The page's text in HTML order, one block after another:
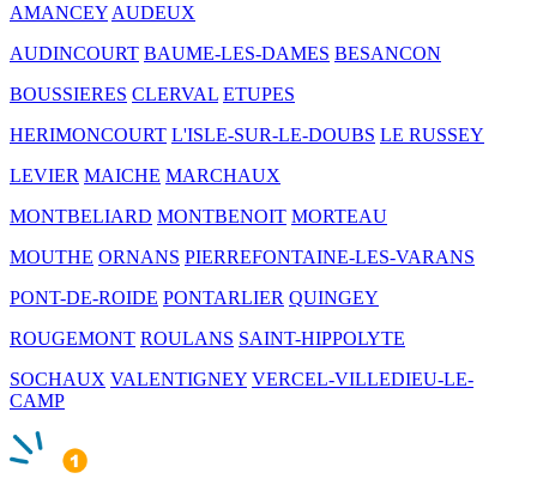
AMANCEY AUDEUX
AUDINCOURT BAUME-LES-DAMES BESANCON
BOUSSIERES CLERVAL ETUPES
HERIMONCOURT L'ISLE-SUR-LE-DOUBS LE RUSSEY
LEVIER MAICHE MARCHAUX
MONTBELIARD MONTBENOIT MORTEAU
MOUTHE ORNANS PIERREFONTAINE-LES-VARANS
PONT-DE-ROIDE PONTARLIER QUINGEY
ROUGEMONT ROULANS SAINT-HIPPOLYTE
SOCHAUX VALENTIGNEY VERCEL-VILLEDIEU-LE-
CAMP